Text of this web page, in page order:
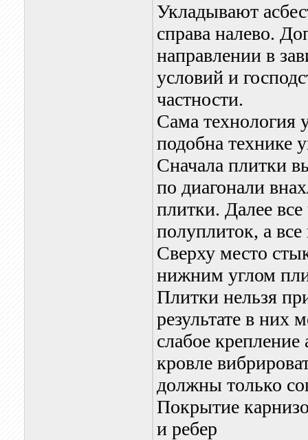
Укладывают
справа налево.
направлении в
условий и
частности.
Сама технология
подобна технике
Сначала плитки
по диагонали
плитки. Далее
полуплиток, а
Сверху место
нижним углом
Плитки нельзя
результате в них
слабое
кровле
должны только
Покрытие
и ребер